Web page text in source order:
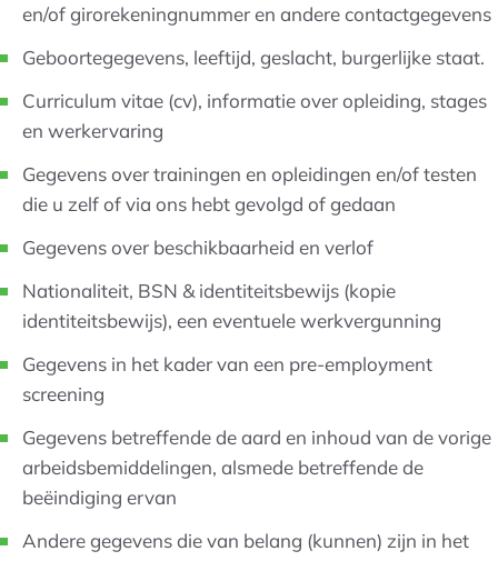
en/of girorekeningnummer en andere contactgegevens
Geboortegegevens, leeftijd, geslacht, burgerlijke staat.
Curriculum vitae (cv), informatie over opleiding, stages
en werkervaring
Gegevens over trainingen en opleidingen en/of testen
die u zelf of via ons hebt gevolgd of gedaan
Gegevens over beschikbaarheid en verlof
Nationaliteit, BSN & identiteitsbewijs (kopie
identiteitsbewijs), een eventuele werkvergunning
Gegevens in het kader van een pre-employment
screening
Gegevens betreffende de aard en inhoud van de vorige
arbeidsbemiddelingen, alsmede betreffende de
beëindiging ervan
Andere gegevens die van belang (kunnen) zijn in het